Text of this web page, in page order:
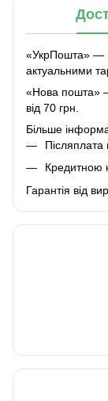
«УкрПошта» —
актуальними
«Нова пошта»
від 70 грн.
Більше
Післяплата
Кредитною
Гарантія від